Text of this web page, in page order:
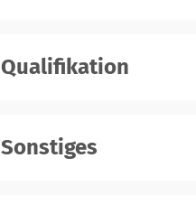
Qualifikation
Sonstiges